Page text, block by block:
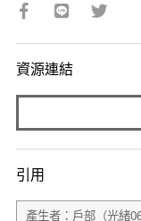
資源連結
引用